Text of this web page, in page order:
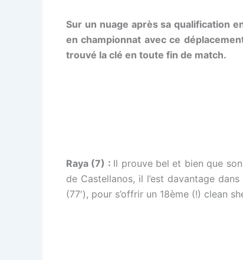
Sur un nuage après sa qualification
en championnat avec ce
trouvé la clé en toute fin de match.
Raya (7) : Il prouve bel et bien que
de Castellanos, il l’est davantage
(77′), pour s’offrir un 18ème (!) clean